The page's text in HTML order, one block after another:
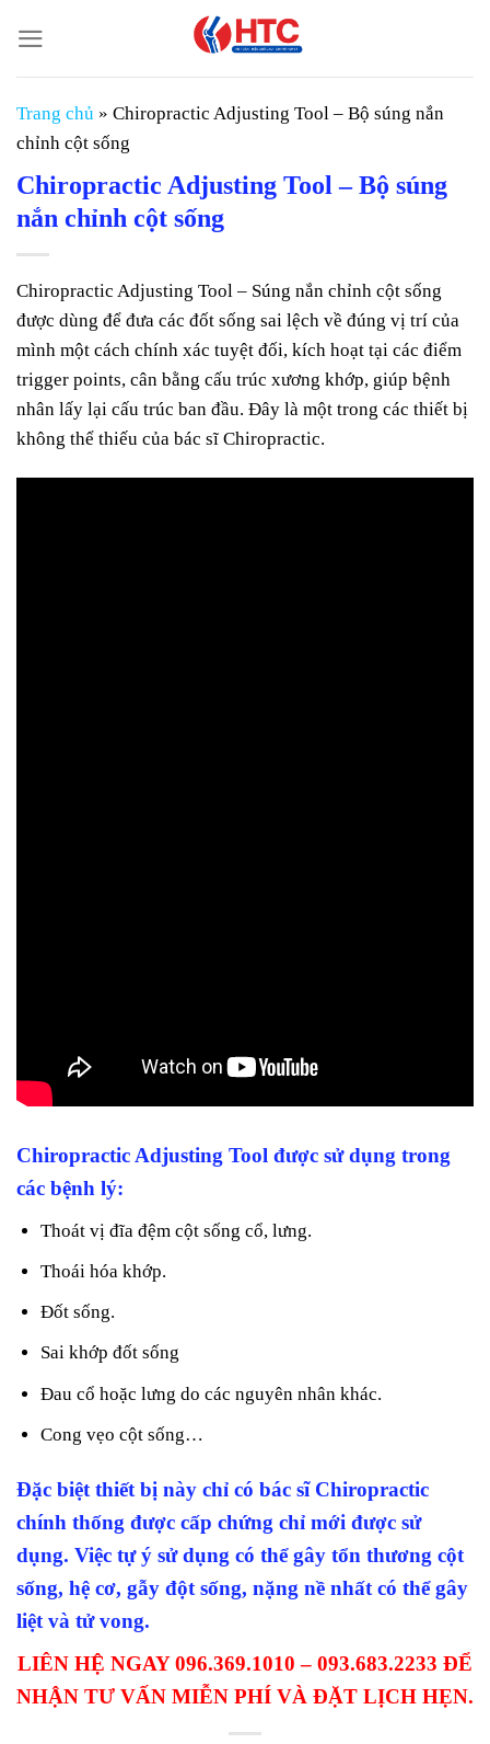
đến
nội
dung
Trang chủ » Chiropractic Adjusting Tool – Bộ súng nắn
chỉnh cột sống
Chiropractic Adjusting Tool – Bộ súng
nắn chỉnh cột sống
Chiropractic Adjusting Tool – Súng nắn chỉnh cột sống
được dùng để đưa các đốt sống sai lệch về đúng vị trí của
mình một cách chính xác tuyệt đối, kích hoạt tại các điểm
trigger points, cân bằng cấu trúc xương khớp, giúp bệnh
nhân lấy lại cấu trúc ban đầu. Đây là một trong các thiết bị
không thể thiếu của bác sĩ Chiropractic.
Chiropractic Adjusting Tool được sử dụng trong
các bệnh lý:
Thoát vị đĩa đệm cột sống cổ, lưng.
Thoái hóa khớp.
Đốt sống.
Sai khớp đốt sống
Đau cổ hoặc lưng do các nguyên nhân khác.
Cong vẹo cột sống…
Đặc biệt thiết bị này chỉ có bác sĩ Chiropractic
chính thống được cấp chứng chỉ mới được sử
dụng. Việc tự ý sử dụng có thể gây tổn thương cột
sống, hệ cơ, gẫy đột sống, nặng nề nhất có thể gây
liệt và tử vong.
LIÊN HỆ NGAY 096.369.1010 – 093.683.2233 ĐỂ
NHẬN TƯ VẤN MIỄN PHÍ VÀ ĐẶT LỊCH HẸN.